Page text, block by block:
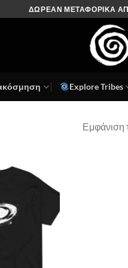
ΔΩΡΕΑΝ ΜΕΤΑΦΟΡΙΚΑ
Explore Tribes
Εμφάνιση
επιθυμιών